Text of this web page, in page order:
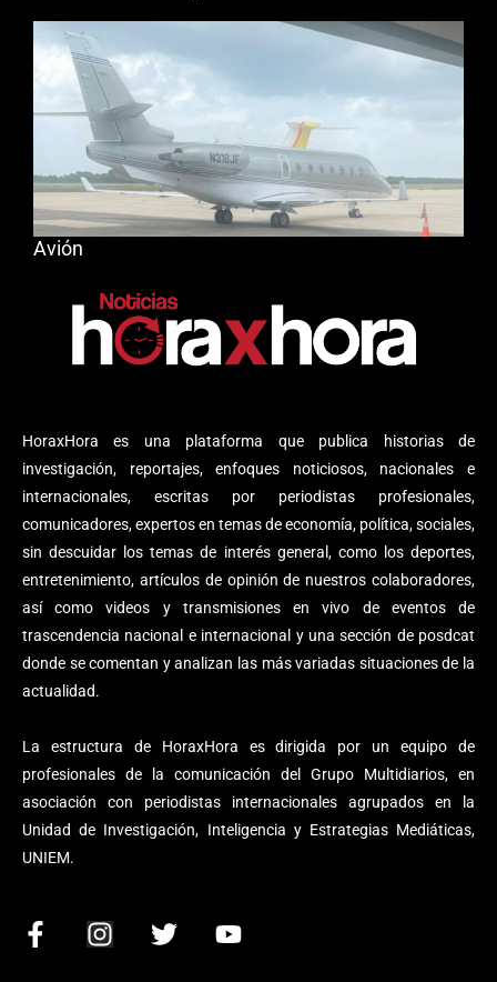
HoraxHora es una plataforma que publica historias de
investigación, reportajes, enfoques noticiosos, nacionales e
internacionales, escritas por periodistas profesionales,
comunicadores, expertos en temas de economía, política, sociales,
sin descuidar los temas de interés general, como los deportes,
entretenimiento, artículos de opinión de nuestros colaboradores,
así como videos y transmisiones en vivo de eventos de
trascendencia nacional e internacional y una sección de posdcat
donde se comentan y analizan las más variadas situaciones de la
actualidad.
La estructura de HoraxHora es dirigida por un equipo de
profesionales de la comunicación del Grupo Multidiarios, en
asociación con periodistas internacionales agrupados en la
Unidad de Investigación, Inteligencia y Estrategias Mediáticas,
UNIEM.
F
I
T
Y
Avión